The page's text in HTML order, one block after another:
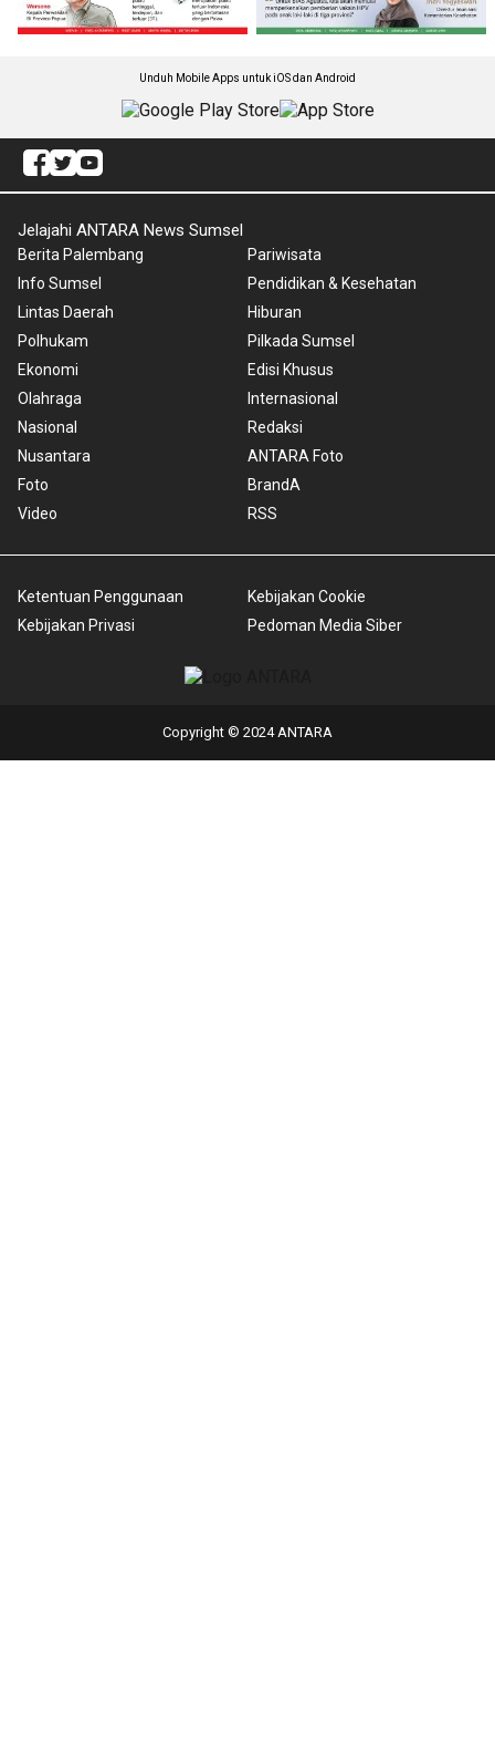
Unduh Mobile Apps untuk iOS dan Android
Jelajahi ANTARA News Sumsel
Berita Palembang
Info Sumsel
Lintas Daerah
Polhukam
Ekonomi
Olahraga
Nasional
Nusantara
Foto
Video
Pariwisata
Pendidikan & Kesehatan
Hiburan
Pilkada Sumsel
Edisi Khusus
Internasional
Redaksi
ANTARA Foto
BrandA
RSS
Ketentuan Penggunaan
Kebijakan Privasi
Kebijakan Cookie
Pedoman Media Siber
Copyright © 2024 ANTARA